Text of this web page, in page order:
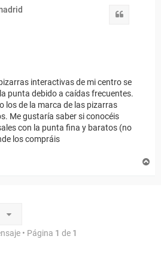
interactivas de mi centro se
punta debido a caídas frecuentes.
los de la marca de las pizarras
Me gustaría saber si conocéis
con la punta fina y baratos (no
los compráis
• Página 1 de 1